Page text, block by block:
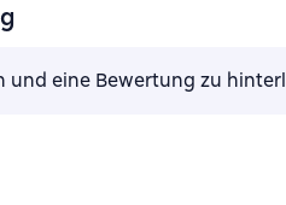
und eine Bewertung zu